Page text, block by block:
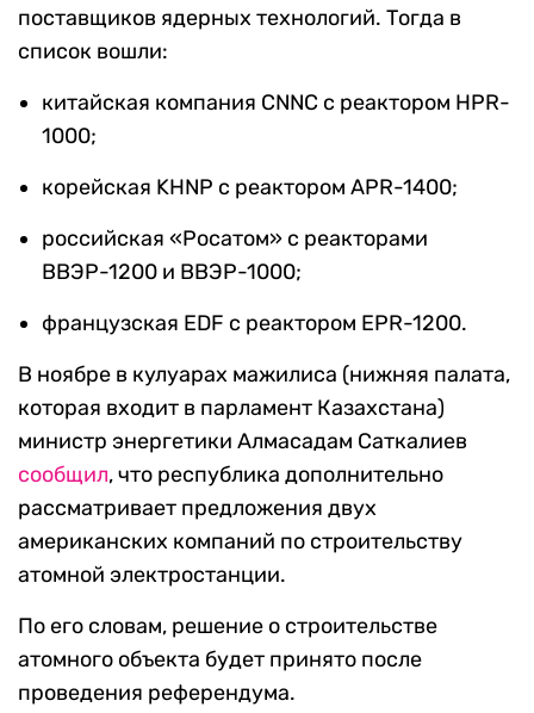
поставщиков ядерных технологий. Тогда в
список вошли:
китайская компания CNNC с реактором HPR-
1000;
корейская KHNP c реактором APR-1400;
российская «Росатом» c реакторами
ВВЭР-1200 и ВВЭР-1000;
французская EDF с реактором EPR-1200.
В ноябре в кулуарах мажилиса (нижняя палата,
которая входит в парламент Казахстана)
министр энергетики Алмасадам Саткалиев
сообщил, что республика дополнительно
рассматривает предложения двух
американских компаний по строительству
атомной электростанции.
По его словам, решение о строительстве
атомного объекта будет принято после
проведения референдума.